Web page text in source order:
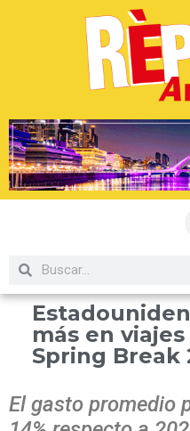
más en
Spring Break
El gasto promedio